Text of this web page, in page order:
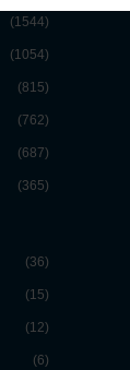
(1544)
(1054)
(815)
(762)
(687)
(365)
(36)
(15)
(12)
(6)